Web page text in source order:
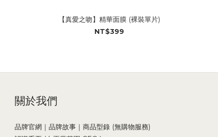
【真愛之吻】精華面膜 (裸裝單片)
NT$399
關於我們
品牌官網｜品牌故事｜商品型錄 (無購物服務)